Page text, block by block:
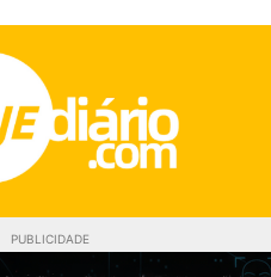
PUBLICIDADE